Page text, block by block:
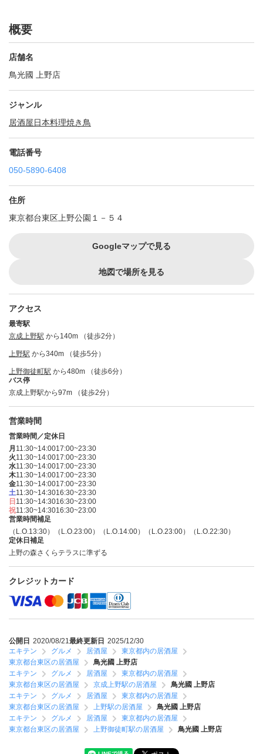
概要
店舗名
鳥光國 上野店
ジャンル
居酒屋日本料理焼き鳥
電話番号
050-5890-6408
住所
東京都台東区上野公園１－５４
Googleマップで見る
地図で場所を見る
アクセス
最寄駅
京成上野駅 から140m （徒歩2分）
上野駅 から340m （徒歩5分）
上野御徒町駅 から480m （徒歩6分）
バス停
京成上野駅から97m （徒歩2分）
営業時間
営業時間／定休日
月 11:30~14:0017:00~23:30
火11:30~14:0017:00~23:30
水11:30~14:0017:00~23:30
木11:30~14:0017:00~23:30
金11:30~14:0017:00~23:30
土11:30~14:3016:30~23:30
日 11:30~14:3016:30~23:00
祝11:30~14:3016:30~23:00
営業時間補足
（L.O.13:30）（L.O.23:00）（L.O.14:00）（L.O.23:00）（L.O.22:30）
定休日補足
上野の森さくらテラスに準ずる
クレジットカード
公開日 2020/08/21最終更新日 2025/12/30
エキテン
グルメ 居酒屋
東京都内の居酒屋
東京都台東区の居酒屋
鳥光國 上野店
エキテン
グルメ 居酒屋
東京都内の居酒屋
東京都台東区の居酒屋
京成上野駅の居酒屋
鳥光國 上野店
エキテン
グルメ 居酒屋
東京都内の居酒屋
東京都台東区の居酒屋
上野駅の居酒屋
鳥光國 上野店
エキテン
グルメ 居酒屋
東京都内の居酒屋
東京都台東区の居酒屋
上野御徒町駅の居酒屋 鳥光國 上野店